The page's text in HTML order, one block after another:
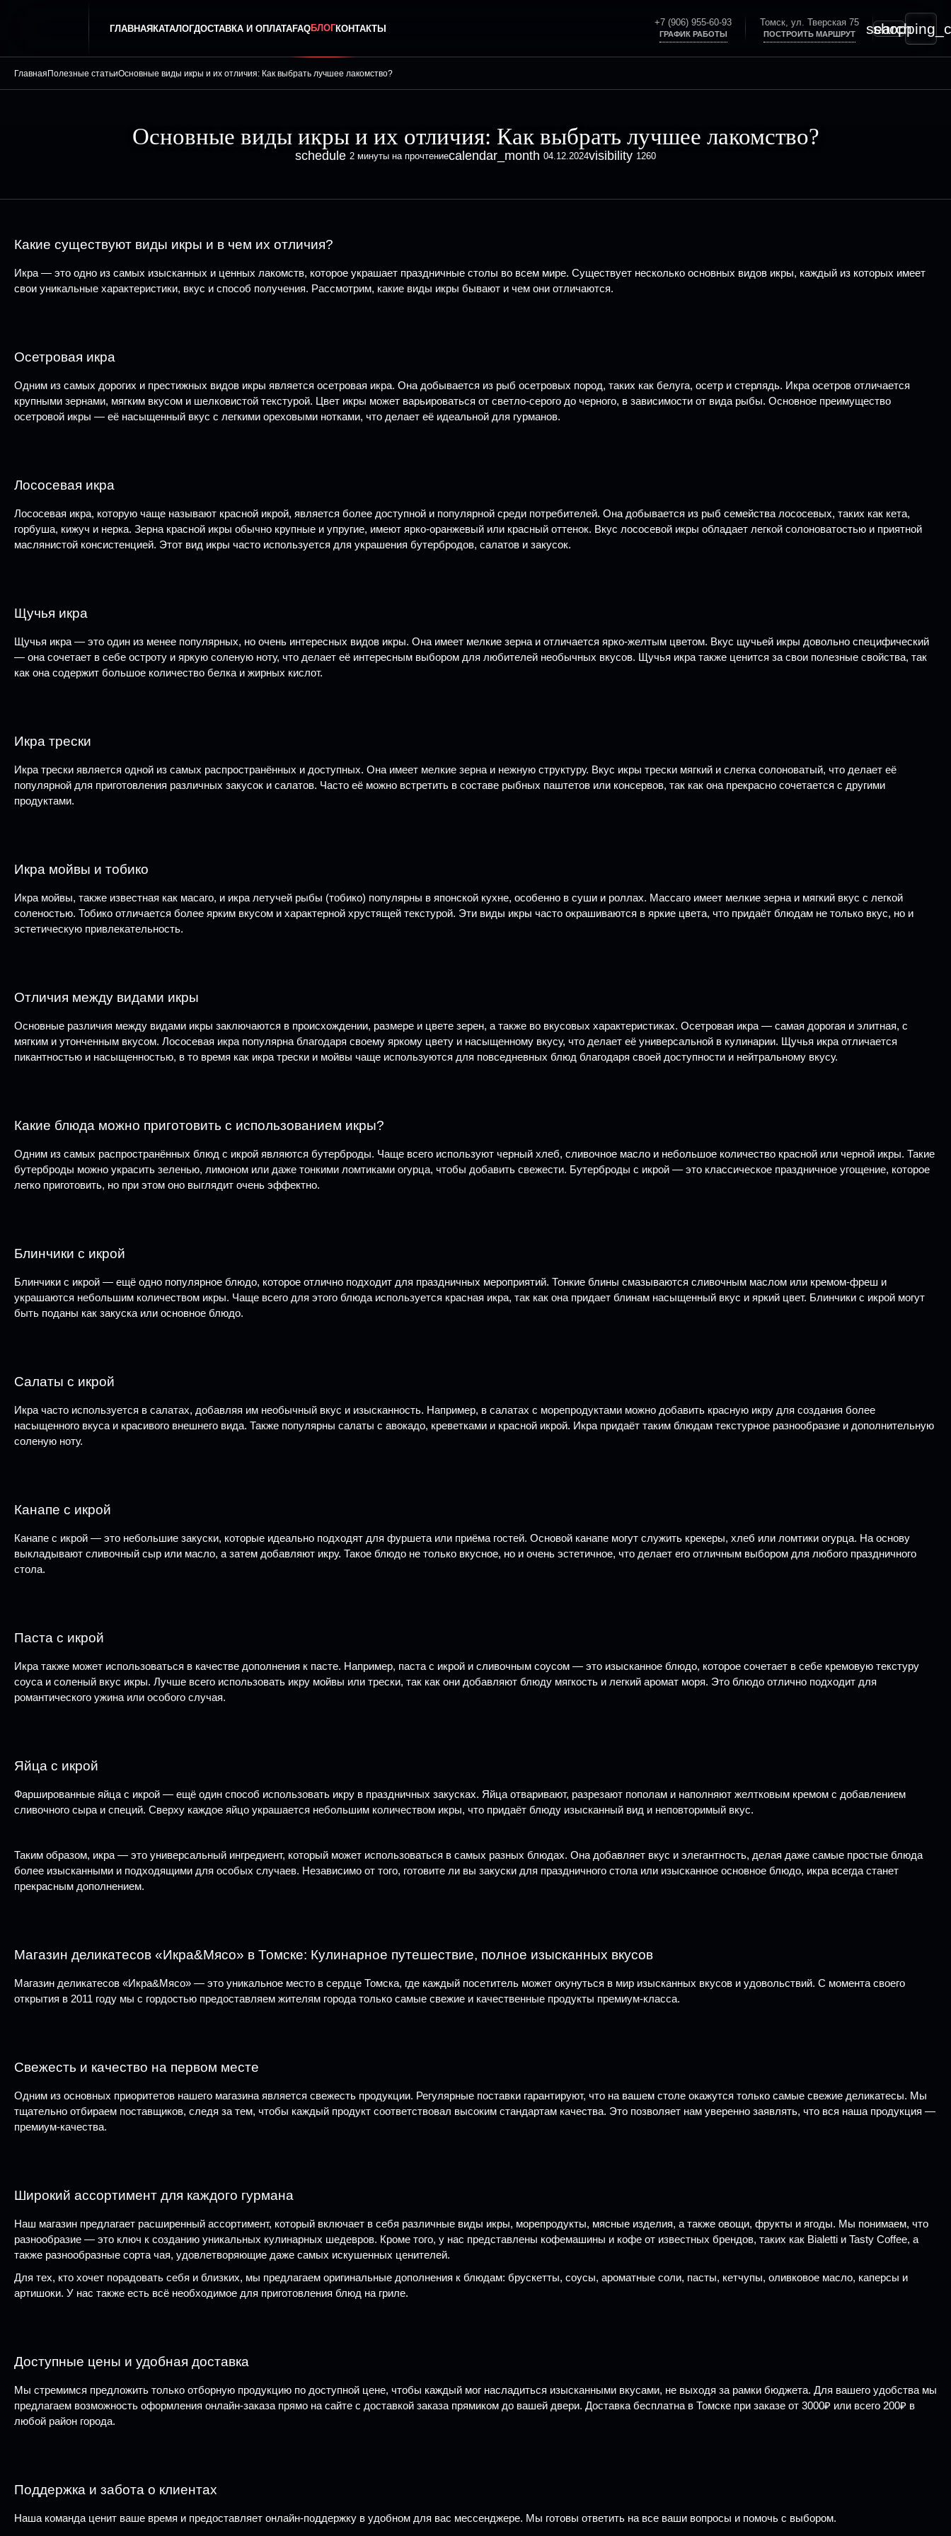
ГЛАВНАЯКАТАЛОГДОСТАВКА И ОПЛАТАFAQБЛОГКОНТАКТЫ
+7 (906) 955-60-93
ГРАФИК РАБОТЫ
Томск, ул. Тверская 75
ПОСТРОИТЬ МАРШРУТ search
ГлавнаяПолезные статьиОсновные виды икры и их отличия: Как выбрать лучшее лакомство?
Основные виды икры и их отличия: Как выбрать лучшее лакомство?
schedule 2 минуты на прочтениеcalendar_month 04.12.2024visibility 1260
Какие существуют виды икры и в чем их отличия?
Икра — это одно из самых изысканных и ценных лакомств, которое украшает праздничные столы во всем мире. Существует несколько основных видов икры, каждый из которых имеет
свои уникальные характеристики, вкус и способ получения. Рассмотрим, какие виды икры бывают и чем они отличаются.
Осетровая икра
Одним из самых дорогих и престижных видов икры является осетровая икра. Она добывается из рыб осетровых пород, таких как белуга, осетр и стерлядь. Икра осетров отличается
крупными зернами, мягким вкусом и шелковистой текстурой. Цвет икры может варьироваться от светло-серого до черного, в зависимости от вида рыбы. Основное преимущество
осетровой икры — её насыщенный вкус с легкими ореховыми нотками, что делает её идеальной для гурманов.
Лососевая икра
Лососевая икра, которую чаще называют красной икрой, является более доступной и популярной среди потребителей. Она добывается из рыб семейства лососевых, таких как кета,
горбуша, кижуч и нерка. Зерна красной икры обычно крупные и упругие, имеют ярко-оранжевый или красный оттенок. Вкус лососевой икры обладает легкой солоноватостью и приятной
маслянистой консистенцией. Этот вид икры часто используется для украшения бутербродов, салатов и закусок.
Щучья икра
Щучья икра — это один из менее популярных, но очень интересных видов икры. Она имеет мелкие зерна и отличается ярко-желтым цветом. Вкус щучьей икры довольно специфический
— она сочетает в себе остроту и яркую соленую ноту, что делает её интересным выбором для любителей необычных вкусов. Щучья икра также ценится за свои полезные свойства, так
как она содержит большое количество белка и жирных кислот.
Икра трески
Икра трески является одной из самых распространённых и доступных. Она имеет мелкие зерна и нежную структуру. Вкус икры трески мягкий и слегка солоноватый, что делает её
популярной для приготовления различных закусок и салатов. Часто её можно встретить в составе рыбных паштетов или консервов, так как она прекрасно сочетается с другими
продуктами.
Икра мойвы и тобико
Икра мойвы, также известная как масаго, и икра летучей рыбы (тобико) популярны в японской кухне, особенно в суши и роллах. Массаго имеет мелкие зерна и мягкий вкус с легкой
соленостью. Тобико отличается более ярким вкусом и характерной хрустящей текстурой. Эти виды икры часто окрашиваются в яркие цвета, что придаёт блюдам не только вкус, но и
эстетическую привлекательность.
Отличия между видами икры
Основные различия между видами икры заключаются в происхождении, размере и цвете зерен, а также во вкусовых характеристиках. Осетровая икра — самая дорогая и элитная, с
мягким и утонченным вкусом. Лососевая икра популярна благодаря своему яркому цвету и насыщенному вкусу, что делает её универсальной в кулинарии. Щучья икра отличается
пикантностью и насыщенностью, в то время как икра трески и мойвы чаще используются для повседневных блюд благодаря своей доступности и нейтральному вкусу.
Какие блюда можно приготовить с использованием икры?
Одним из самых распространённых блюд с икрой являются бутерброды. Чаще всего используют черный хлеб, сливочное масло и небольшое количество красной или черной икры. Такие
бутерброды можно украсить зеленью, лимоном или даже тонкими ломтиками огурца, чтобы добавить свежести. Бутерброды с икрой — это классическое праздничное угощение, которое
легко приготовить, но при этом оно выглядит очень эффектно.
Блинчики с икрой
Блинчики с икрой — ещё одно популярное блюдо, которое отлично подходит для праздничных мероприятий. Тонкие блины смазываются сливочным маслом или кремом-фреш и
украшаются небольшим количеством икры. Чаще всего для этого блюда используется красная икра, так как она придает блинам насыщенный вкус и яркий цвет. Блинчики с икрой могут
быть поданы как закуска или основное блюдо.
Салаты с икрой
Икра часто используется в салатах, добавляя им необычный вкус и изысканность. Например, в салатах с морепродуктами можно добавить красную икру для создания более
насыщенного вкуса и красивого внешнего вида. Также популярны салаты с авокадо, креветками и красной икрой. Икра придаёт таким блюдам текстурное разнообразие и дополнительную
соленую ноту.
Канапе с икрой
Канапе с икрой — это небольшие закуски, которые идеально подходят для фуршета или приёма гостей. Основой канапе могут служить крекеры, хлеб или ломтики огурца. На основу
выкладывают сливочный сыр или масло, а затем добавляют икру. Такое блюдо не только вкусное, но и очень эстетичное, что делает его отличным выбором для любого праздничного
стола.
Паста с икрой
Икра также может использоваться в качестве дополнения к пасте. Например, паста с икрой и сливочным соусом — это изысканное блюдо, которое сочетает в себе кремовую текстуру
соуса и соленый вкус икры. Лучше всего использовать икру мойвы или трески, так как они добавляют блюду мягкость и легкий аромат моря. Это блюдо отлично подходит для
романтического ужина или особого случая.
Яйца с икрой
Фаршированные яйца с икрой — ещё один способ использовать икру в праздничных закусках. Яйца отваривают, разрезают пополам и наполняют желтковым кремом с добавлением
сливочного сыра и специй. Сверху каждое яйцо украшается небольшим количеством икры, что придаёт блюду изысканный вид и неповторимый вкус.
Таким образом, икра — это универсальный ингредиент, который может использоваться в самых разных блюдах. Она добавляет вкус и элегантность, делая даже самые простые блюда
более изысканными и подходящими для особых случаев. Независимо от того, готовите ли вы закуски для праздничного стола или изысканное основное блюдо, икра всегда станет
прекрасным дополнением.
Магазин деликатесов «Икра&Мясо» в Томске: Кулинарное путешествие, полное изысканных вкусов
Магазин деликатесов «Икра&Мясо» — это уникальное место в сердце Томска, где каждый посетитель может окунуться в мир изысканных вкусов и удовольствий. С момента своего
открытия в 2011 году мы с гордостью предоставляем жителям города только самые свежие и качественные продукты премиум-класса.
Свежесть и качество на первом месте
Одним из основных приоритетов нашего магазина является свежесть продукции. Регулярные поставки гарантируют, что на вашем столе окажутся только самые свежие деликатесы. Мы
тщательно отбираем поставщиков, следя за тем, чтобы каждый продукт соответствовал высоким стандартам качества. Это позволяет нам уверенно заявлять, что вся наша продукция —
премиум-качества.
Широкий ассортимент для каждого гурмана
Наш магазин предлагает расширенный ассортимент, который включает в себя различные виды икры, морепродукты, мясные изделия, а также овощи, фрукты и ягоды. Мы понимаем, что
разнообразие — это ключ к созданию уникальных кулинарных шедевров. Кроме того, у нас представлены кофемашины и кофе от известных брендов, таких как Bialetti и Tasty Coffee, а
также разнообразные сорта чая, удовлетворяющие даже самых искушенных ценителей.
Для тех, кто хочет порадовать себя и близких, мы предлагаем оригинальные дополнения к блюдам: брускетты, соусы, ароматные соли, пасты, кетчупы, оливковое масло, каперсы и
артишоки. У нас также есть всё необходимое для приготовления блюд на гриле.
Доступные цены и удобная доставка
Мы стремимся предложить только отборную продукцию по доступной цене, чтобы каждый мог насладиться изысканными вкусами, не выходя за рамки бюджета. Для вашего удобства мы
предлагаем возможность оформления онлайн-заказа прямо на сайте с доставкой заказа прямиком до вашей двери. Доставка бесплатна в Томске при заказе от 3000₽ или всего 200₽ в
любой район города.
Поддержка и забота о клиентах
Наша команда ценит ваше время и предоставляет онлайн-поддержку в удобном для вас мессенджере. Мы готовы ответить на все ваши вопросы и помочь с выбором.